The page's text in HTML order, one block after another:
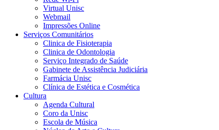
Virtual Unisc
Webmail
Impressões Online
Serviços Comunitários
Clinica de Fisioterapia
Clinica de Odontologia
Serviço Integrado de Saúde
Gabinete de Assistência Judiciária
Farmácia Unisc
Clínica de Estética e Cosmética
Cultura
Agenda Cultural
Coro da Unisc
Escola de Música